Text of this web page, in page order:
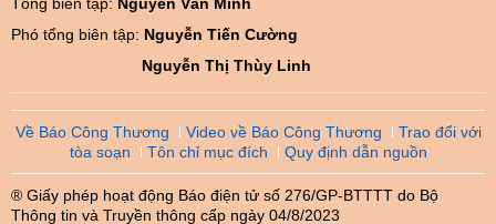
Phó tổng biên tập: Nguyễn Tiến Cường
Nguyễn Thị Thùy Linh
Về Báo Công Thương Video về Báo Công Thương
Trao đổi với
tòa soạn
Tôn chỉ mục đích Quy định dẫn nguồn
® Giấy phép hoạt động Báo điện tử số 276/GP-BTTTT do Bộ
Thông tin và Truyền thông cấp ngày 04/8/2023